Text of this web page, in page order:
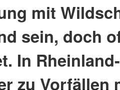
mit
sein, doch
In
zu Vorfällen